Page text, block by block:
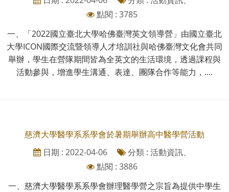
點閱 : 3785
一、「2022國立臺北大學哈佛臺灣英文領導營」由國立臺北
大學ICON國際交流暨領導人才培訓社與哈佛臺灣文化會共同
舉辦，學生在營隊期間皆為全英文的生活環境，透過課程與
活動參與，增進學生溝通、表達、團隊合作等能力，....
慈濟大學醫學系系學會於暑期舉辦高中醫學營活動
日期 : 2022-04-06
分類 : 活動資訊、
點閱 : 3886
一、慈濟大學醫學系系學會辦理醫學營之宗旨為提供中學生